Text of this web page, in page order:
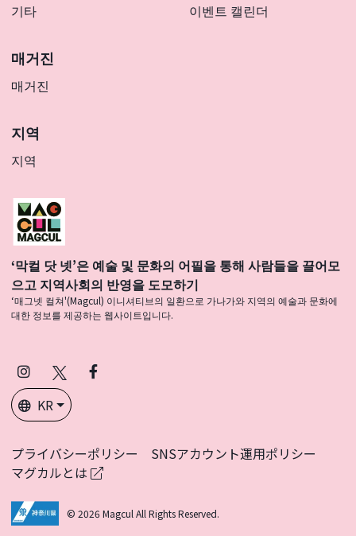
기타
이벤트 캘린더
매거진
매거진
지역
지역
‘막컬 닷 넷’은 예술 및 문화의 어필을 통해 사람들을 끌어모
으고 지역사회의 반영을 도모하기
‘매그넷 컬쳐'(Magcul) 이니셔티브의 일환으로 가나가와 지역의 예술과 문화에
대한 정보를 제공하는 웹사이트입니다.
Instagram
(Twitter)
Facebook
KR
プライバシーポリシー
SNSアカウント運用ポリシー
マグカルとは
© 2026 Magcul All Rights Reserved.